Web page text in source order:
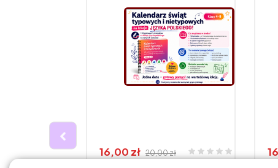
16,00 zł 20,00 zł